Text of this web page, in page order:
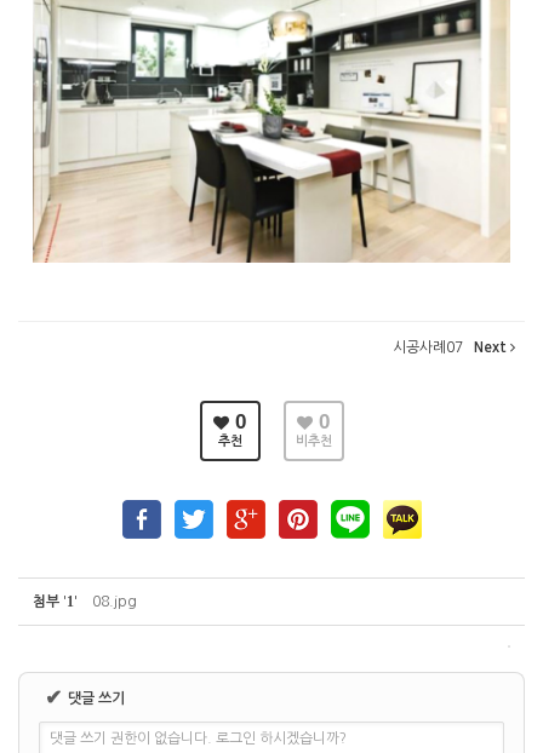
시공사례07 Next
0
추천
0
비추천
첨부 '1 ' 08.jpg
✔ 댓글 쓰기
댓글 쓰기 권한이 없습니다. 로그인 하시겠습니까?